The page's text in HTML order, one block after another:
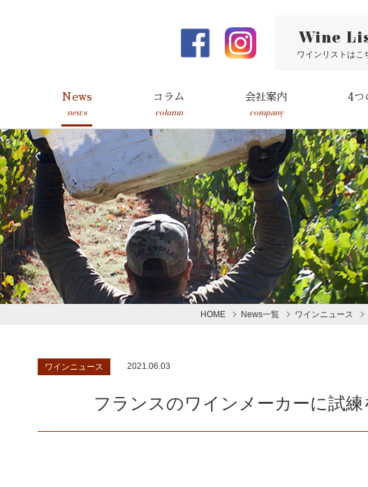
Wine
ワインリストはこ
News
news
コラム
column
会社案内
company
4つ
HOME News一覧 ワインニュース
ワインニュース 2021.06.03
フランスのワインメーカーに試